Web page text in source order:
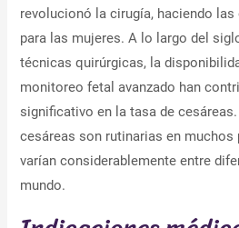
revolucionó la cirugía, haciendo
para las mujeres. A lo largo del
técnicas quirúrgicas, la
monitoreo fetal avanzado han
significativo en la tasa de
cesáreas son rutinarias en
varían considerablemente entre
mundo.